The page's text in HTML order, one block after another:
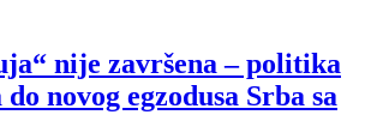
nije završena – politika
novog egzodusa Srba sa